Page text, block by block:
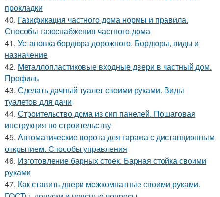
прокладки
40. Газификация частного дома нормы и правила.
Способы газоснабжения частного дома
41. Установка бордюра дорожного. Бордюры, виды и
назначение
42. Металлопластиковые входные двери в частный дом.
Профиль
43. Сделать дачный туалет своими руками. Виды
туалетов для дачи
44. Строительство дома из сип панелей. Пошаговая
инструкция по строительству
45. Автоматические ворота для гаража с дистанционным
открытием. Способы управления
46. Изготовление барных стоек. Барная стойка своими
руками
47. Как ставить двери межкомнатные своими руками.